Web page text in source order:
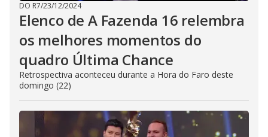
DO R7/23/12/2024
Elenco de A Fazenda 16 relembra
os melhores momentos do
quadro Última Chance
Retrospectiva aconteceu durante a Hora do Faro deste
domingo (22)